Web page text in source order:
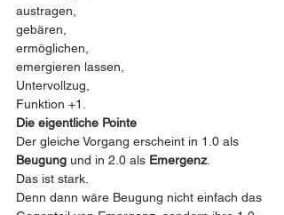
austragen,
gebären,
ermöglichen,
emergieren lassen,
Untervollzug,
Funktion +1.
Die eigentliche Pointe
Der gleiche Vorgang erscheint in 1.0 als
Beugung und in 2.0 als Emergenz
Das ist stark.
Denn dann wäre Beugung nicht einfach das